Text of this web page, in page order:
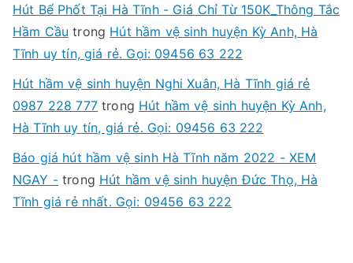
Hút Bể Phốt Tại Hà Tĩnh - Giá Chỉ Từ 150K_Thông Tắc
Hầm Cầu trong Hút hầm vệ sinh huyện Kỳ Anh, Hà
Tĩnh uy tín, giá rẻ. Gọi: 09456 63 222
Hút hầm vệ sinh huyện Nghi Xuân, Hà Tĩnh giá rẻ
0987 228 777trong Hút hầm vệ sinh huyện Kỳ Anh,
Hà Tĩnh uy tín, giá rẻ. Gọi: 09456 63 222
Báo giá hút hầm vệ sinh Hà Tĩnh năm 2022 - XEM
NGAY -trong Hút hầm vệ sinh huyện Đức Thọ, Hà
Tĩnh giá rẻ nhất. Gọi: 09456 63 222